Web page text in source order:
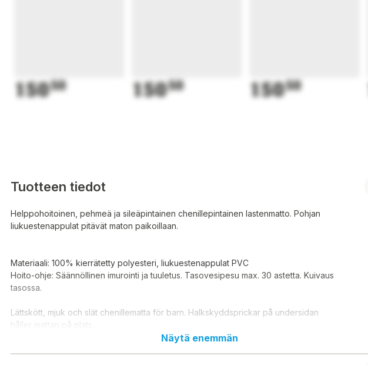
15050 15050 15050
Tuotteen tiedot
Helppohoitoinen, pehmeä ja sileäpintainen chenillepintainen lastenmatto. Pohjan
liukuestenappulat pitävät maton paikoillaan.
Materiaali: 100% kierrätetty polyesteri, liukuestenappulat PVC
Hoito-ohje: Säännöllinen imurointi ja tuuletus. Tasovesipesu max. 30 astetta. Kuivaus
tasossa.
Lättskött, mjuk och slät chenillematta för barn. Halkskyddsprickar på undersidan
håller mattan på plats.
Näytä enemmän